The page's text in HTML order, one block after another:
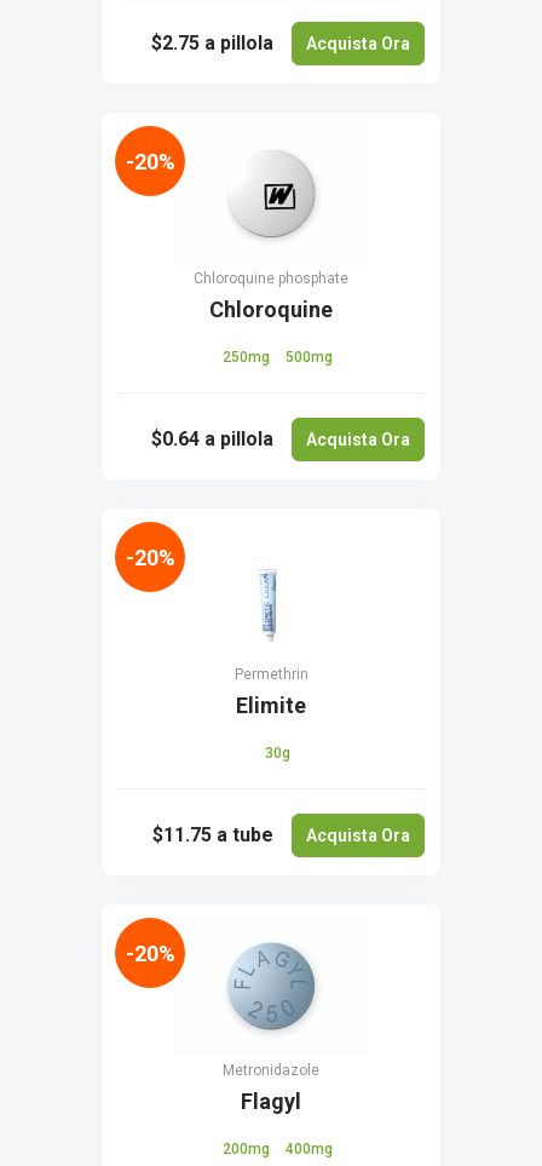
$2.75 a pillola Acquista Ora
Chloroquine phosphate
Chloroquine
250mg 500mg
$0.64 a pillola Acquista Ora
-20%
Permethrin
Elimite
30g
$11.75 a tube Acquista Ora
-20%
Metronidazole
Flagyl
200mg 400mg
-20%